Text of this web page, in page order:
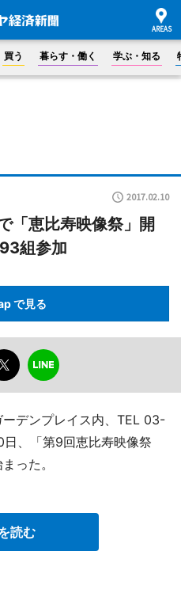
買う 暮らす・働く 学ぶ・知る
2017.02.10
「恵比寿映像祭」開
組参加
で見る
デンプレイス内、TEL 03-
、「第9回恵比寿映像祭
った。
読む